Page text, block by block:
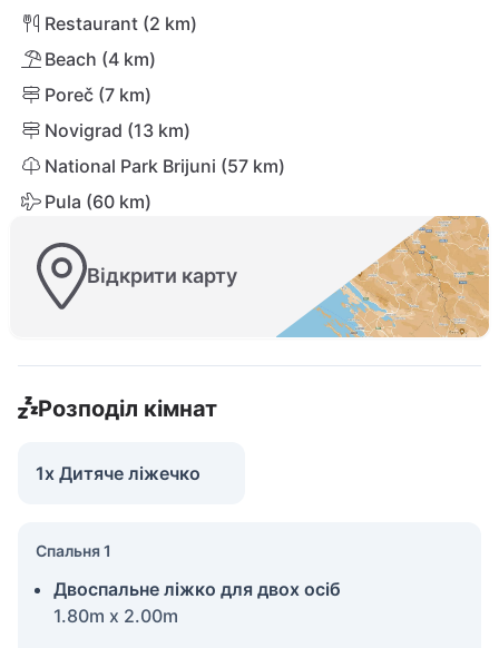
Restaurant (2 km)
Beach (4 km)
Poreč (7 km)
Novigrad (13 km)
National Park Brijuni (57 km)
Pula (60 km)
Відкрити карту
Розподіл кімнат
1x Дитяче ліжечко
Спальня 1
Двоспальне ліжко для двох осіб
1.80m x 2.00m